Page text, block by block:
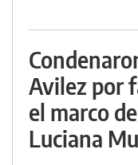
Avilez por
el marco
Luciana